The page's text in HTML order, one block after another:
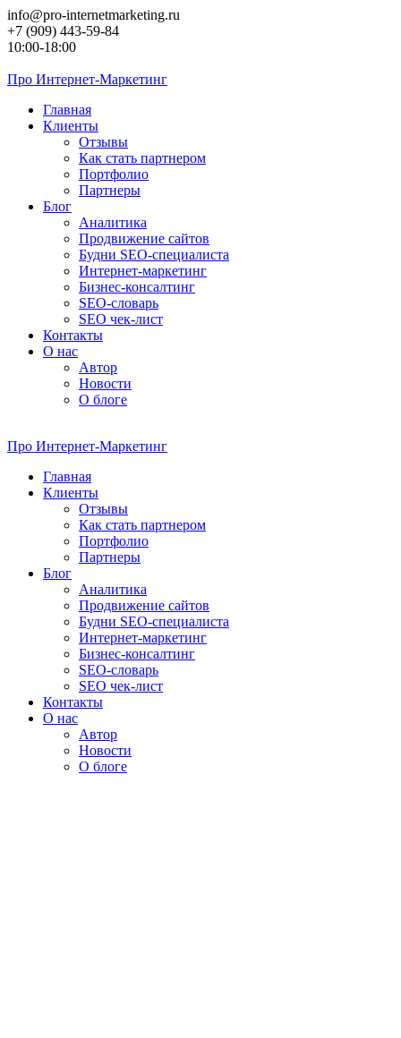
Перейти
к
контенту
info@pro-internetmarketing.ru
+7 (909) 443-59-84
10:00-18:00
Про Интернет-Маркетинг
Главная
Клиенты
Отзывы
Как стать партнером
Портфолио
Партнеры
Блог
Аналитика
Продвижение сайтов
Будни SEO-специалиста
Интернет-маркетинг
Бизнес-консалтинг
SEO-словарь
SEO чек-лист
Контакты
О нас
Автор
Новости
О блоге
Про Интернет-Маркетинг
Главная
Клиенты
Отзывы
Как стать партнером
Портфолио
Партнеры
Блог
Аналитика
Продвижение сайтов
Будни SEO-специалиста
Интернет-маркетинг
Бизнес-консалтинг
SEO-словарь
SEO чек-лист
Контакты
О нас
Автор
Новости
О блоге